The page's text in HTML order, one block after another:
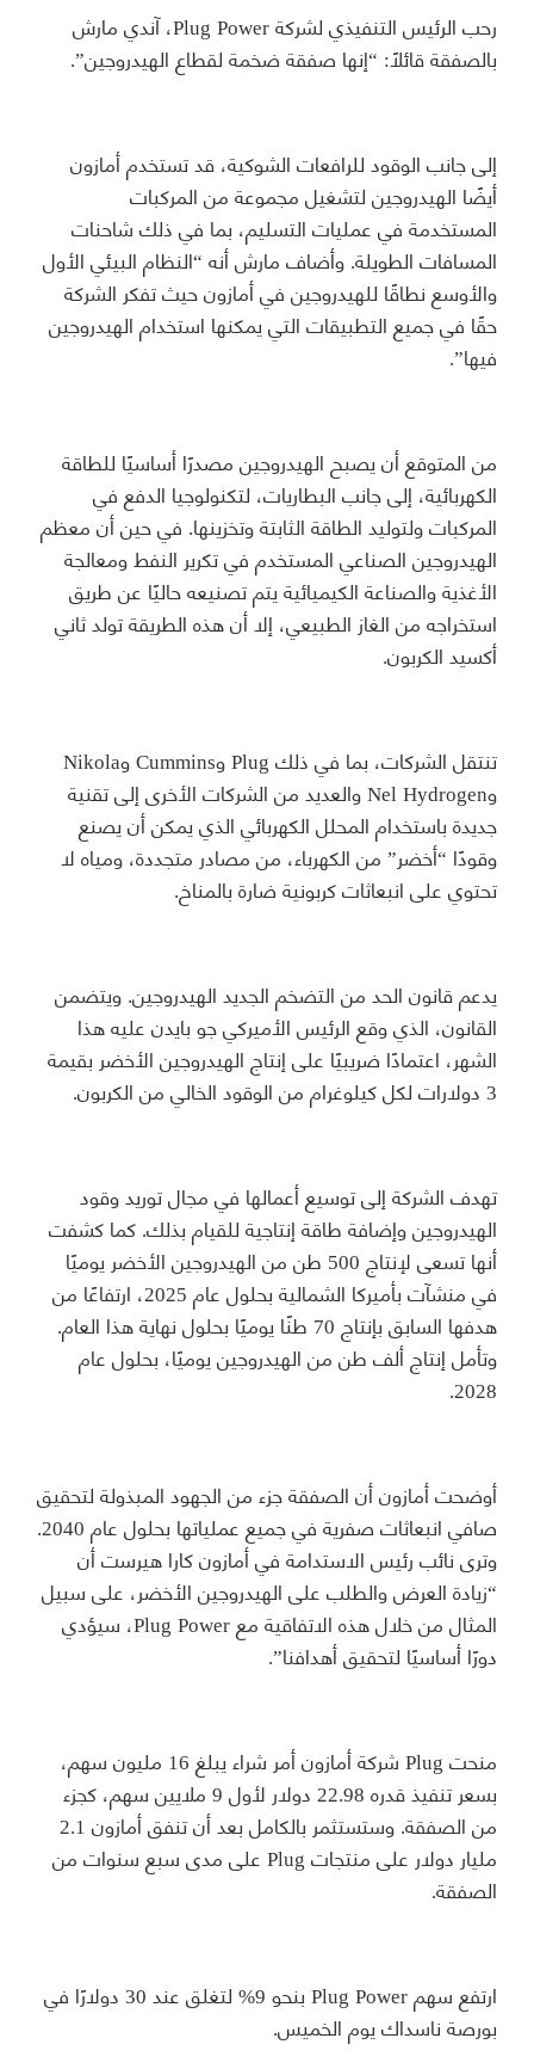
رحب الرئيس التنفيذي لشركة Plug Power، آندي مارش
بالصفقة قائلًا: “إنها صفقة ضخمة لقطاع الهيدروجين”.
إلى جانب الوقود للرافعات الشوكية، قد تستخدم أمازون
أيضًا الهيدروجين لتشغيل مجموعة من المركبات
المستخدمة في عمليات التسليم، بما في ذلك شاحنات
المسافات الطويلة. وأضاف مارش أنه “النظام البيئي الأول
والأوسع نطاقًا للهيدروجين في أمازون حيث تفكر الشركة
حقًا في جميع التطبيقات التي يمكنها استخدام الهيدروجين
فيها”.
من المتوقع أن يصبح الهيدروجين مصدرًا أساسيًا للطاقة
الكهربائية، إلى جانب البطاريات، لتكنولوجيا الدفع في
المركبات ولتوليد الطاقة الثابتة وتخزينها. في حين أن معظم
الهيدروجين الصناعي المستخدم في تكرير النفط ومعالجة
الأغذية والصناعة الكيميائية يتم تصنيعه حاليًا عن طريق
استخراجه من الغاز الطبيعي، إلا أن هذه الطريقة تولد ثاني
أكسيد الكربون.
تنتقل الشركات، بما في ذلك Plug وCummins وNikola
وNel Hydrogen والعديد من الشركات الأخرى إلى تقنية
جديدة باستخدام المحلل الكهربائي الذي يمكن أن يصنع
وقودًا “أخضر” من الكهرباء، من مصادر متجددة، ومياه لا
تحتوي على انبعاثات كربونية ضارة بالمناخ.
يدعم قانون الحد من التضخم الجديد الهيدروجين. ويتضمن
القانون، الذي وقع الرئيس الأميركي جو بايدن عليه هذا
الشهر، اعتمادًا ضريبيًا على إنتاج الهيدروجين الأخضر بقيمة
3 دولارات لكل كيلوغرام من الوقود الخالي من الكربون.
تهدف الشركة إلى توسيع أعمالها في مجال توريد وقود
الهيدروجين وإضافة طاقة إنتاجية للقيام بذلك. كما كشفت
أنها تسعى لإنتاج 500 طن من الهيدروجين الأخضر يوميًا
في منشآت بأميركا الشمالية بحلول عام 2025، ارتفاعًا من
هدفها السابق بإنتاج 70 طنًا يوميًا بحلول نهاية هذا العام.
وتأمل إنتاج ألف طن من الهيدروجين يوميًا، بحلول عام
2028.
أوضحت أمازون أن الصفقة جزء من الجهود المبذولة لتحقيق
صافي انبعاثات صفرية في جميع عملياتها بحلول عام 2040.
وترى نائب رئيس الاستدامة في أمازون كارا هيرست أن
“زيادة العرض والطلب على الهيدروجين الأخضر، على سبيل
المثال من خلال هذه الاتفاقية مع Plug Power، سيؤدي
دورًا أساسيًا لتحقيق أهدافنا”.
منحت Plug شركة أمازون أمر شراء يبلغ 16 مليون سهم،
بسعر تنفيذ قدره 22.98 دولار لأول 9 ملايين سهم، كجزء
من الصفقة. وستستثمر بالكامل بعد أن تنفق أمازون 2.1
مليار دولار على منتجات Plug على مدى سبع سنوات من
الصفقة.
ارتفع سهم Plug Power بنحو 9% لتغلق عند 30 دولارًا في
بورصة ناسداك يوم الخميس.